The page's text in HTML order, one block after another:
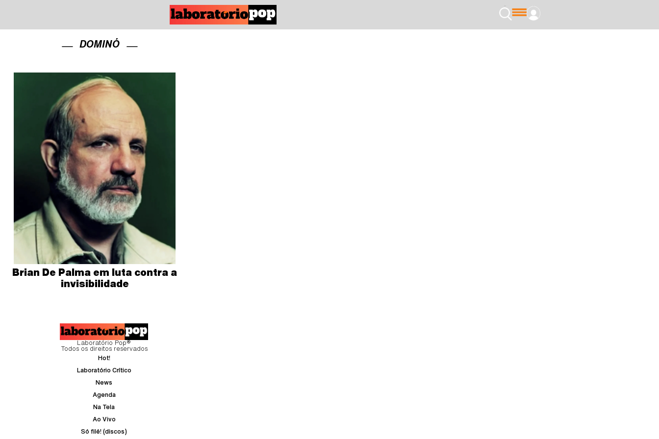
DOMINÓ
Brian De Palma em luta contra a
invisibilidade
Laboratório Pop®
Todos os direitos reservados
Hot!
Laboratório Crítico
News
Agenda
Na Tela
Ao Vivo
Só filé! (discos)